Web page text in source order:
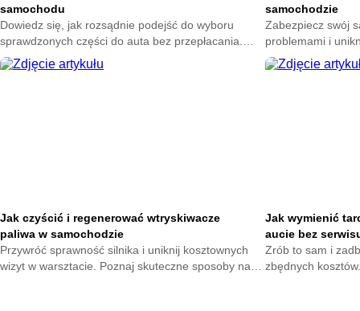
samochodu
Dowiedz się, jak rozsądnie podejść do wyboru
sprawdzonych części do auta bez przepłacania.
Zadbaj o komfort jazdy i uniknij błędów, które mogą
kosztować więcej niż myślisz.
samochodzie
Zabezpiecz swój
problemami i
Poznaj proste
przygotuj auto na
Jak czyścić i regenerować wtryskiwacze
paliwa w samochodzie
Przywróć sprawność silnika i uniknij kosztownych
wizyt w warsztacie. Poznaj skuteczne sposoby na
Jak wymienić
aucie bez
Zrób to sam i
zbędnych